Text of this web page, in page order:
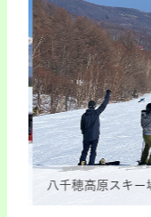
八千穂高原スキー